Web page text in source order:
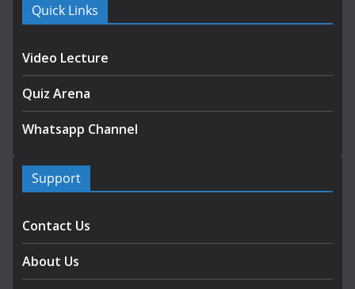
Quick Links
Video Lecture
Quiz Arena
Whatsapp Channel
Support
Contact Us
About Us